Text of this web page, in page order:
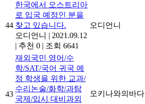
44
한국에서 오스트리아
로 입국 예정인 분을
찾고 있습니다.
오디언니 | 2021.09.12
| 추천 0 | 조회 6641
오디언니
43
재외국민 영어/수
학/SAT/국어 귀국 예
정 학생을 위한 교과/
수리논술/화학/과탐
국제/입시 대비과외
오키나와의바다